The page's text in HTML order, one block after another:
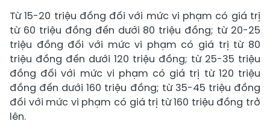
Từ 15-20 triệu đồng đối với mức vi phạm có giá trị
từ 60 triệu đồng đến dưới 80 triệu đồng; từ 20-25
triệu đồng đối với mức vi phạm có giá trị từ 80
triệu đồng đến dưới 120 triệu đồng; từ 25-35 triệu
đồng đối với mức vi phạm có giá trị từ 120 triệu
đồng đến dưới 160 triệu đồng; từ 35-45 triệu đồng
đối với mức vi phạm có giá trị từ 160 triệu đồng trở
lên.